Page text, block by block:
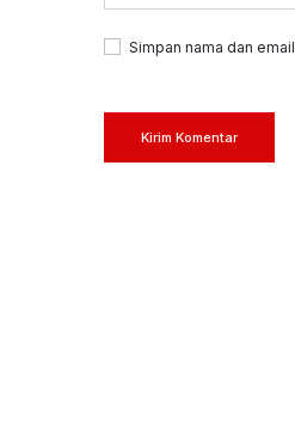
Simpan nama dan
Kirim Komentar